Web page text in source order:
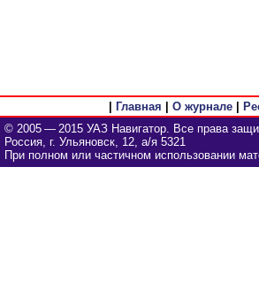
Главная О журнале|
© 2005 — 2015 УАЗ Навигатор. Все права
Россия, г. Ульяновск, 12, а/я 5321
При полном или частичном использовании